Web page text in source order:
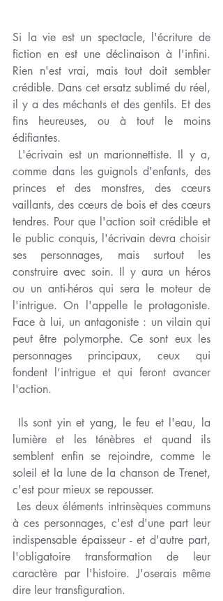
Si la vie est un spectacle, l'écriture de
fiction en est une déclinaison à l'infini.
Rien n'est vrai, mais tout doit sembler
crédible. Dans cet ersatz sublimé du réel,
il y a des méchants et des gentils. Et des
fins heureuses, ou à tout le moins
édifiantes.
comme dans les guignols d'enfants, des
princes et des monstres, des cœurs
vaillants, des cœurs de bois et des cœurs
tendres. Pour que l'action soit crédible et
le public conquis, l'écrivain devra choisir
ses personnages, mais surtout les
construire avec soin. Il y aura un héros
ou un anti-héros qui sera le moteur de
l'intrigue. On l'appelle le protagoniste.
Face à lui, un antagoniste : un vilain qui
peut être polymorphe. Ce sont eux les
personnages principaux, ceux qui
fondent l’intrigue et qui feront avancer
l'action.
lumière et les ténèbres et quand ils
semblent enfin se rejoindre, comme le
soleil et la lune de la chanson de Trenet,
c'est pour mieux se repousser.
à ces personnages, c'est d'une part leur
indispensable épaisseur - et d'autre part,
l'obligatoire transformation de leur
caractère par l'histoire. J'oserais même
dire leur transfiguration.